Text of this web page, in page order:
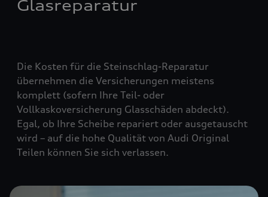
Glasreparatur
Die Kosten für die Steinschlag-Reparatur
übernehmen die Versicherungen meistens
komplett (sofern Ihre Teil- oder
Vollkaskoversicherung Glasschäden abdeckt).
Egal, ob Ihre Scheibe repariert oder ausgetauscht
wird – auf die hohe Qualität von Audi Original
Teilen können Sie sich verlassen.